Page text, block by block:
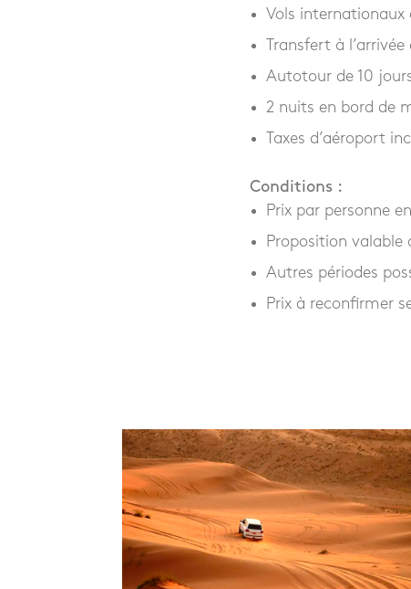
Vols internationaux
Transfert à
Autotour de 10
2 nuits en bord de
Taxes d’aéroport
Conditions :
Prix par personne
Proposition valable
Autres périodes
Prix à reconfirmer